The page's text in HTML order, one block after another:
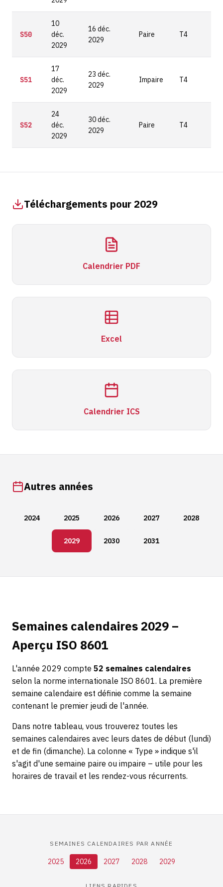
S50
10
déc.
2029
16 déc.
2029
Paire T4
S51
17
déc.
2029
23 déc.
2029
Impaire T4
S52
24
déc.
2029
30 déc.
2029
Paire T4
Téléchargements pour 2029
Calendrier PDF
Excel
Calendrier ICS
Autres années
2024 2025 2026 2027 2028
2029 2030 2031
Semaines calendaires 2029 –
Aperçu ISO 8601
L'année 2029 compte 52 semaines calendaires
selon la norme internationale ISO 8601. La première
semaine calendaire est définie comme la semaine
contenant le premier jeudi de l'année.
Dans notre tableau, vous trouverez toutes les
semaines calendaires avec leurs dates de début (lundi)
et de fin (dimanche). La colonne « Type » indique s'il
s'agit d'une semaine paire ou impaire – utile pour les
horaires de travail et les rendez-vous récurrents.
SEMAINES CALENDAIRES PAR ANNÉE
2025 2026 2027 2028 2029